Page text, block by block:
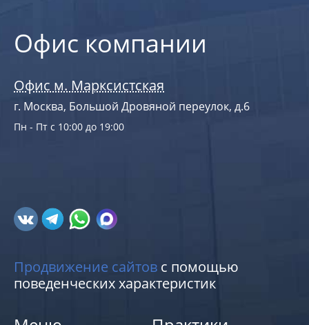
Офис компании
Офис м. Марксистская
г. Москва, Большой Дровяной переулок, д.6
Пн - Пт с 10:00 до 19:00
Продвижение сайтов с помощью
поведенческих характеристик